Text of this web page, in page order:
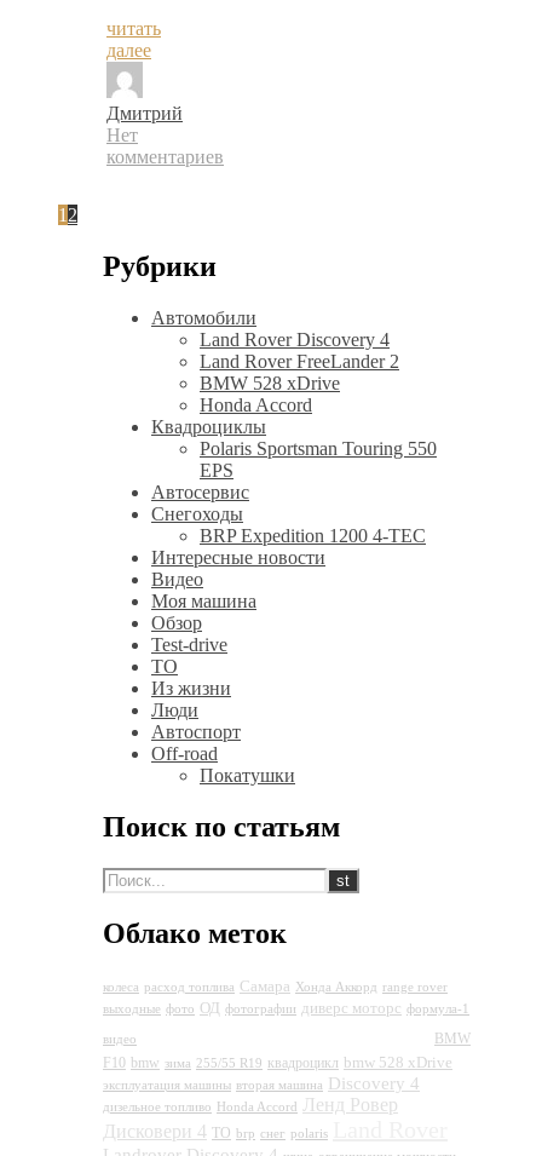
читать
далее
Дмитрий
Нет
комментариев
1 2
Рубрики
Автомобили
Land Rover Discovery 4
Land Rover FreeLander 2
BMW 528 xDrive
Honda Accord
Квадроциклы
Polaris Sportsman Touring 550
EPS
Автосервис
Снегоходы
BRP Expedition 1200 4-TEC
Интересные новости
Видео
Моя машина
Обзор
Test-drive
ТО
Из жизни
Люди
Автоспорт
Off-road
Покатушки
Поиск по статьям
Облако меток
колеса расход топлива Самара Хонда Аккорд range rover
выходные фото ОД фотографии диверс моторс формула-1
видео
BMW
F10 bmw зима 255/55 R19 квадроцикл bmw 528 xDrive
эксплуатация машины вторая машина Discovery 4
дизельное топливо Honda Accord
Ленд Ровер
Дисковери 4 ТО brp снег polaris